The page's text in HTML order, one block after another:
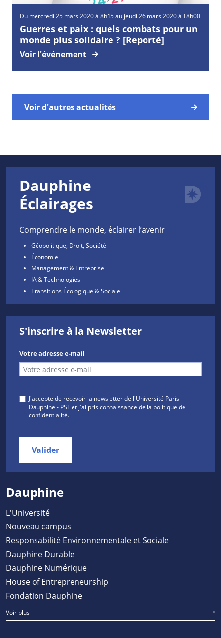
Du mercredi 25 mars 2020 à 8h15 au jeudi 26 mars 2020 à 18h00
Guerres et paix : quels combats pour un
monde plus solidaire ? [Reporté]
Voir l'événement
Voir d'autres actualités
Dauphine
Éclairages
Comprendre le monde, éclairer l’avenir
Géopolitique, Droit, Société
Économie
Management & Entreprise
IA & Technologies
Transitions Écologique & Sociale
S'inscrire à la Newsletter
Votre adresse e-mail
J'accepte de recevoir la newsletter de l'Université Paris
Dauphine - PSL et j'ai pris connaissance de la politique de
confidentialité.
Valider
Dauphine
L'Université
Nouveau campus
Responsabilité Environnementale et Sociale
Dauphine Durable
Dauphine Numérique
House of Entrepreneurship
Fondation Dauphine
Voir plus